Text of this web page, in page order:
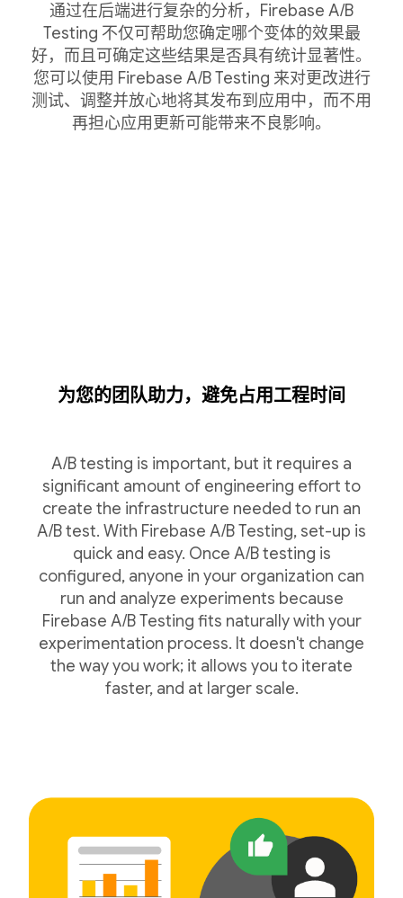
通过在后端进行复杂的分析，Firebase A/B
Testing 不仅可帮助您确定哪个变体的效果最
好，而且可确定这些结果是否具有统计显著性。
您可以使用 Firebase A/B Testing 来对更改进行
测试、调整并放心地将其发布到应用中，而不用
再担心应用更新可能带来不良影响。
为您的团队助力，避免占用工程时间
A/B testing is important, but it requires a
significant amount of engineering effort to
create the infrastructure needed to run an
A/B test. With Firebase A/B Testing, set-up is
quick and easy. Once A/B testing is
configured, anyone in your organization can
run and analyze experiments because
Firebase A/B Testing fits naturally with your
experimentation process. It doesn't change
the way you work; it allows you to iterate
faster, and at larger scale.